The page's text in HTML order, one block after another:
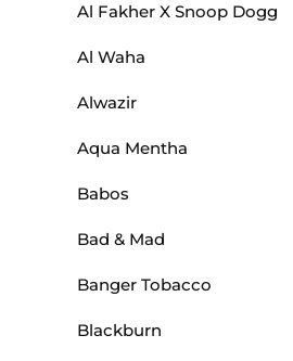
Al Fakher X Snoop Dogg
Al Waha
Alwazir
Aqua Mentha
Babos
Bad & Mad
Banger Tobacco
Blackburn